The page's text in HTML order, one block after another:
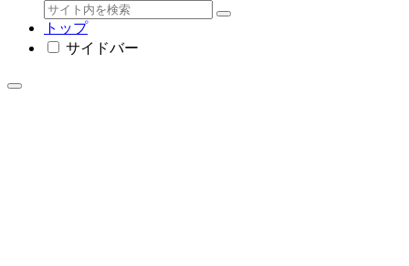
トップ
サイドバー